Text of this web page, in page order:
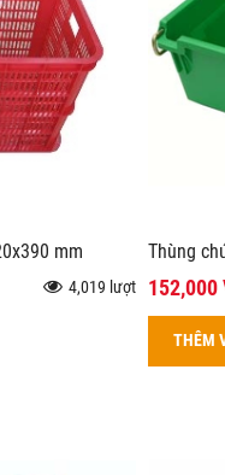
mm
4,019 lượt
Thùng
152,000
THÊM